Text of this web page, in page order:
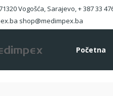
Vogošća, Sarajevo, + 387 33
shop@medimpex.ba
Početna